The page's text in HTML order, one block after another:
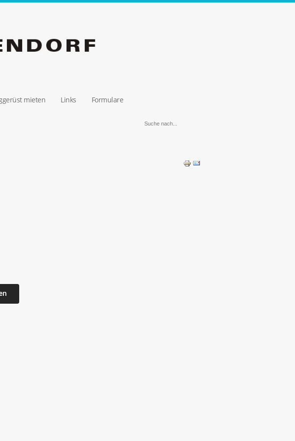
mieten Links Formulare